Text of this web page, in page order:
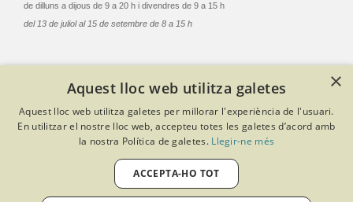
de dilluns a dijous de 9 a 20 h i divendres de 9 a 15 h
del 13 de juliol al 15 de setembre de 8 a 15 h
© Col·legi Oficial Infermeres i Infermers de Barcelona
Criteris de privacitat
Política de cookies
Avís legal
Política de protecció de dades
Política de qualitat
Desenvolupat amb Softeng Portal Builder
×
Aquest lloc web utilitza galetes
Aquest lloc web utilitza galetes per millorar l'experiència de l'usuari.
En utilitzar el nostre lloc web, accepteu totes les galetes d’acord amb
la nostra Política de galetes. Llegir-ne més
ACCEPTA-HO TOT